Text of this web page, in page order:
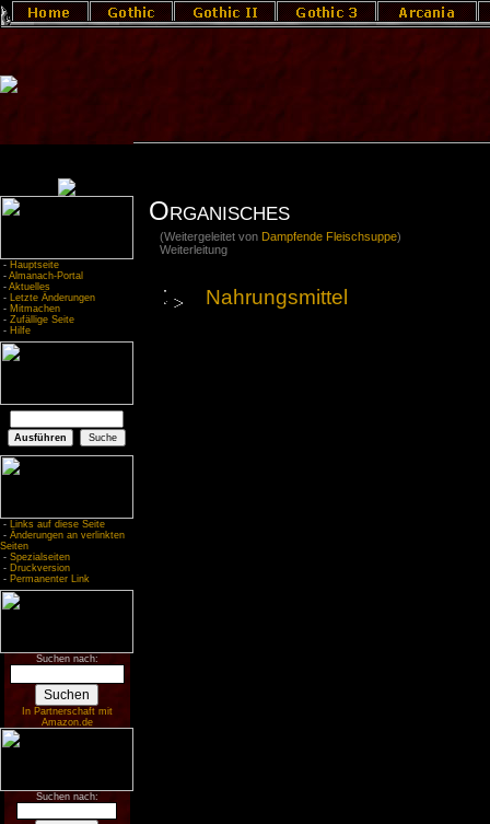
- Hauptseite
- Almanach-Portal
- Aktuelles
- Letzte Änderungen
- Mitmachen
- Zufällige Seite
- Hilfe
- Links auf diese Seite
- Änderungen an verlinkten
Seiten
- Spezialseiten
- Druckversion
- Permanenter Link
Suchen nach:
In Partnerschaft mit
Amazon.de
Suchen nach:
Organisches
(Weitergeleitet von Dampfende Fleischsuppe)
Weiterleitung
Nahrungsmittel